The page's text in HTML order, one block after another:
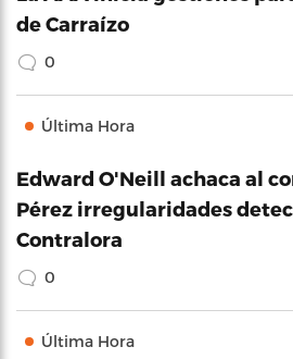
de Carraízo
0
Última Hora
Edward O'Neill achaca al
Pérez irregularidades
Contralora
0
Última Hora